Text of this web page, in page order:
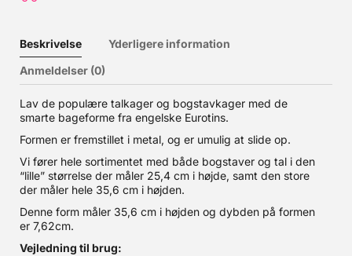
Beskrivelse
Yderligere information
Anmeldelser (0)
Lav de populære talkager og bogstavkager med de
smarte bageforme fra engelske Eurotins.
Formen er fremstillet i metal, og er umulig at slide op.
Vi fører hele sortimentet med både bogstaver og tal i den
“lille” størrelse der måler 25,4 cm i højde, samt den store
der måler hele 35,6 cm i højden.
Denne form måler 35,6 cm i højden og dybden på formen
er 7,62cm.
Vejledning til brug: